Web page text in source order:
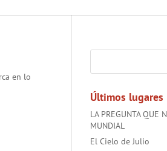
en lo
Últimos lugares
LA PREGUNTA QUE
MUNDIAL
El Cielo de Julio